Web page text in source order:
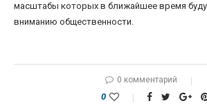
масштабы которых в ближайшее время
вниманию общественности.
0 комментарий
0